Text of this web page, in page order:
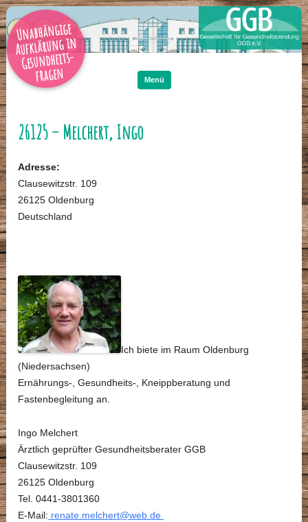
Unabhängige
Aufklärung in
Gesundheits-
fragen Menü
26125 – Melchert, Ingo
Adresse:
Clausewitzstr. 109
26125 Oldenburg
Deutschland
Ich biete im Raum Oldenburg
(Niedersachsen)
Ernährungs-, Gesundheits-, Kneippberatung und
Fastenbegleitung an.
Ingo Melchert
Ärztlich geprüfter Gesundheitsberater GGB
Clausewitzstr. 109
26125 Oldenburg
Tel. 0441-3801360
E-Mail: renate.melchert@web.de